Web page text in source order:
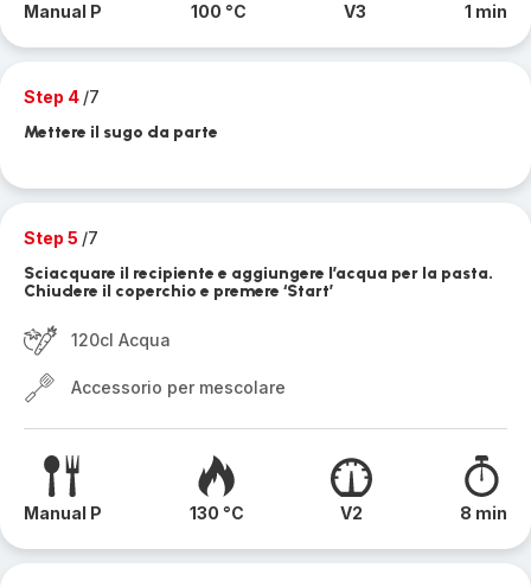
Manual P 100 °C V3 1 min
Step 4 /7
Mettere il sugo da parte
Step 5 /7
Sciacquare il recipiente e aggiungere l’acqua per la pasta.
Chiudere il coperchio e premere ‘Start’
120cl Acqua
Accessorio per mescolare
Manual P 130 °C V2 8 min